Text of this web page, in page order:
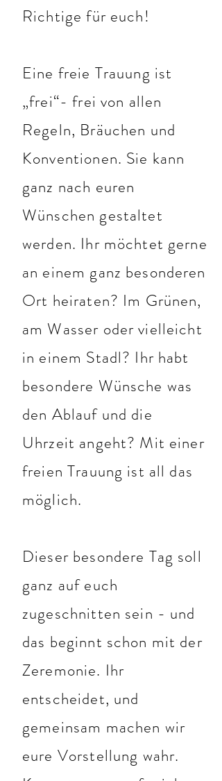
Richtige für euch!
Eine freie Trauung ist
„frei“- frei von allen
Regeln, Bräuchen und
Konventionen. Sie kann
ganz nach euren
Wünschen gestaltet
werden. Ihr möchtet gerne
an einem ganz besonderen
Ort heiraten? Im Grünen,
am Wasser oder vielleicht
in einem Stadl? Ihr habt
besondere Wünsche was
den Ablauf und die
Uhrzeit angeht? Mit einer
freien Trauung ist all das
möglich.
Dieser besondere Tag soll
ganz auf euch
zugeschnitten sein - und
das beginnt schon mit der
Zeremonie. Ihr
entscheidet, und
gemeinsam machen wir
eure Vorstellung wahr.